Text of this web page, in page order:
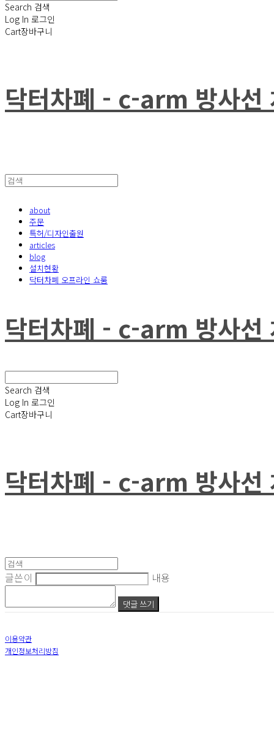
Search 검색
Log In 로그인
Cart장바구니
닥터차폐 - c-arm 방사선
about
주문
특허/디자인출원
articles
blog
설치현황
닥터차폐 오프라인 쇼룸
닥터차폐 - c-arm 방사선
Search 검색
Log In 로그인
Cart장바구니
닥터차폐 - c-arm 방사선
글쓴이 내용
댓글 쓰기
이용약관
개인정보처리방침